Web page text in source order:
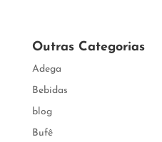
Outras Categorias
Adega
Bebidas
blog
Bufê